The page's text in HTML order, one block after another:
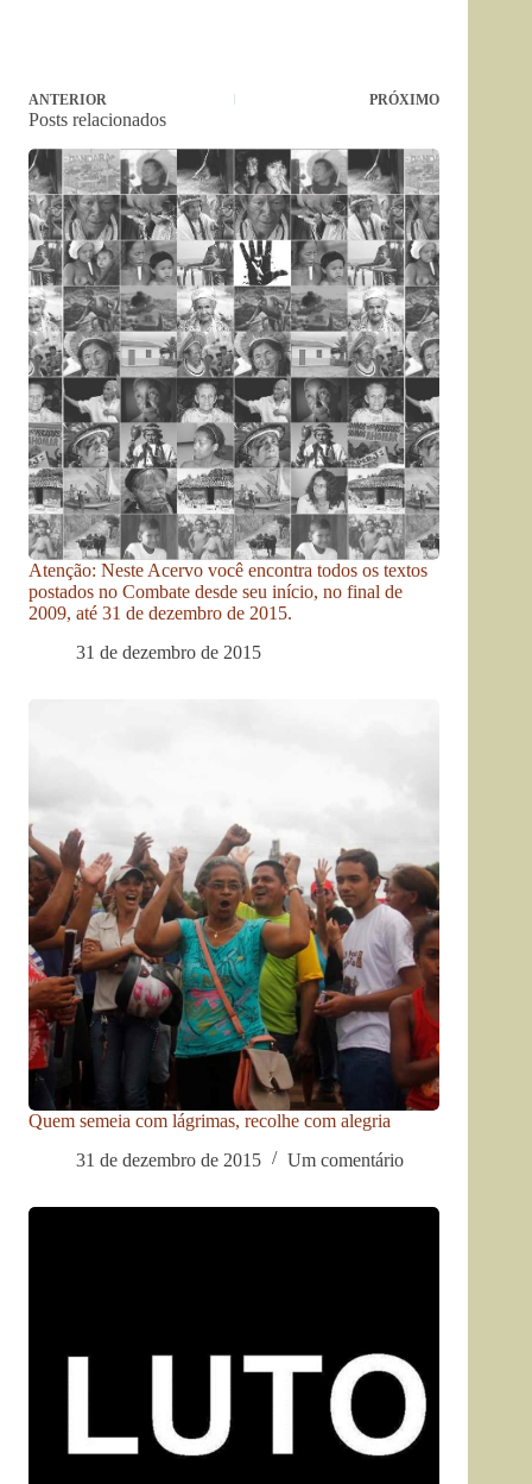
ANTERIOR PRÓXIMO
Posts relacionados
Atenção: Neste Acervo você encontra todos os textos
postados no Combate desde seu início, no final de
2009, até 31 de dezembro de 2015.
31 de dezembro de 2015
Quem semeia com lágrimas, recolhe com alegria
31 de dezembro de 2015
Um comentário